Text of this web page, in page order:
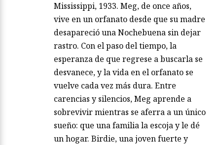
Mississippi, 1933. Meg, de once años,
vive en un orfanato desde que su madre
desapareció una Nochebuena sin dejar
rastro. Con el paso del tiempo, la
esperanza de que regrese a buscarla se
desvanece, y la vida en el orfanato se
vuelve cada vez más dura. Entre
carencias y silencios, Meg aprende a
sobrevivir mientras se aferra a un único
sueño: que una familia la escoja y le dé
un hogar. Birdie, una joven fuerte y